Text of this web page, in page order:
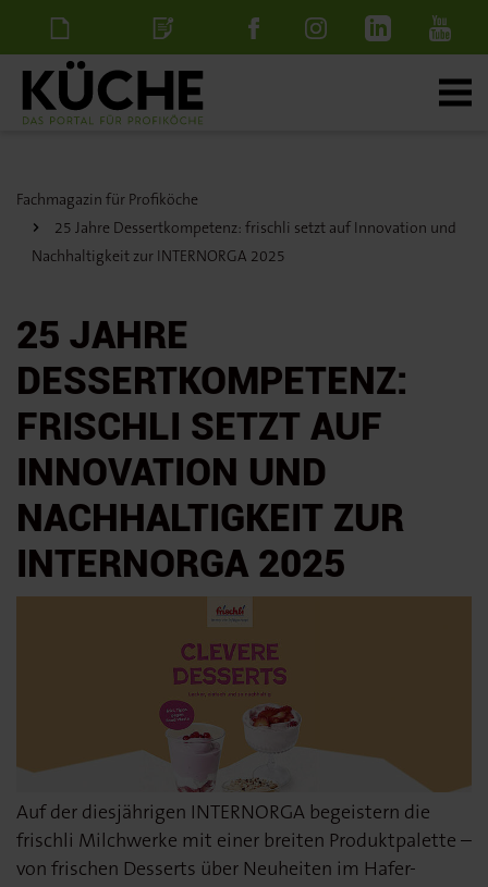
NewsletterStellenanzeige
Fachmagazin für Profiköche
25 Jahre Dessertkompetenz: frischli setzt auf Innovation und
Nachhaltigkeit zur INTERNORGA 2025
25 JAHRE
DESSERTKOMPETENZ:
FRISCHLI SETZT AUF
INNOVATION UND
NACHHALTIGKEIT ZUR
INTERNORGA 2025
Auf der diesjährigen INTERNORGA begeistern die
frischli Milchwerke mit einer breiten Produktpalette –
von frischen Desserts über Neuheiten im Hafer-